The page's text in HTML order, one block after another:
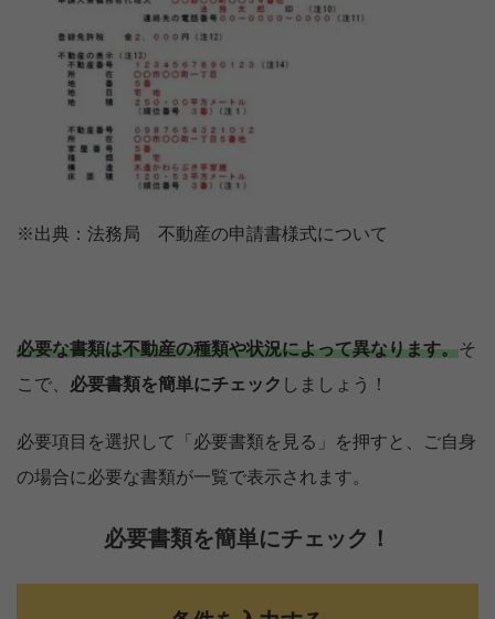
※出典：法務局 不動産の申請書様式について
必要な書類は不動産の種類や状況によって異なります。そ
こで、 必要書類を簡単にチェック しましょう！
必要項目を選択して「必要書類を見る」を押すと、ご自身
の場合に必要な書類が一覧で表示されます。
必要書類を簡単にチェック！
【完全無料】うちの価格いくら？